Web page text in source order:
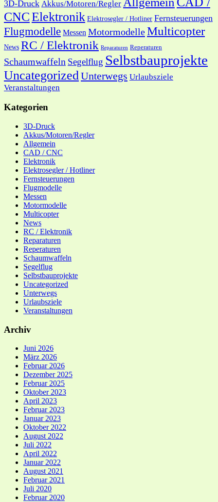
3D-Druck Akkus/Motoren/Regler
CNCElektronik Elektrosegler / Hotliner Fernsteuerungen
Flugmodelle Messen MotormodelleMulticopter
News RC / Elektronik Reparaturen Reperaturen
Schaumwaffeln Segelflug Selbstbauprojekte
UncategorizedUnterwegs Urlaubsziele
Veranstaltungen
Kategorien
3D-Druck
Akkus/Motoren/Regler
Allgemein
CAD / CNC
Elektronik
Elektrosegler / Hotliner
Fernsteuerungen
Flugmodelle
Messen
Motormodelle
Multicopter
News
RC / Elektronik
Reparaturen
Reperaturen
Schaumwaffeln
Segelflug
Selbstbauprojekte
Uncategorized
Unterwegs
Urlaubsziele
Veranstaltungen
Archiv
Juni 2026
März 2026
Februar 2026
Dezember 2025
Februar 2025
Oktober 2023
April 2023
Februar 2023
Januar 2023
Oktober 2022
August 2022
Juli 2022
April 2022
Januar 2022
August 2021
Februar 2021
Juli 2020
Februar 2020